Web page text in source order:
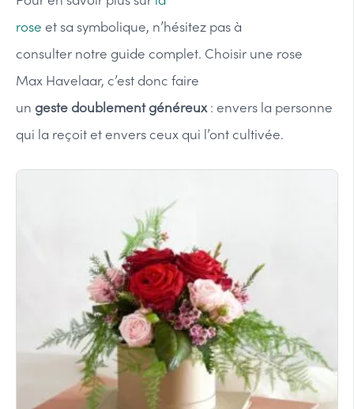
rose et sa symbolique, n’hésitez pas à
consulter notre guide complet. Choisir une rose
Max Havelaar, c’est donc faire
un geste doublement généreux: envers la personne
qui la reçoit et envers ceux qui l’ont cultivée.